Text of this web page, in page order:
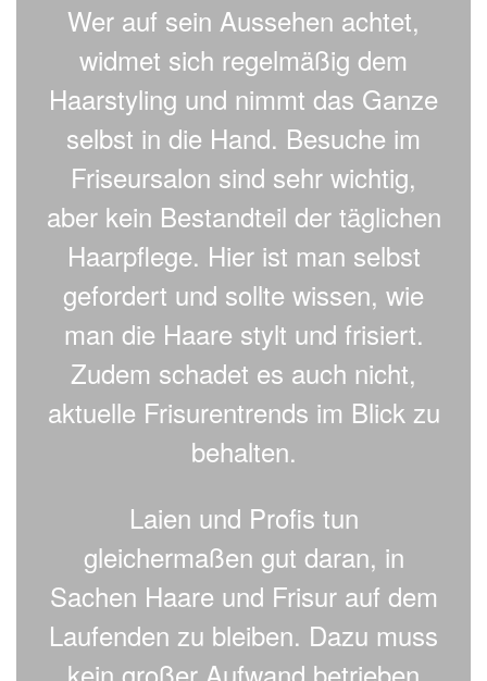
Wer auf sein Aussehen achtet,
widmet sich regelmäßig dem
Haarstyling und nimmt das Ganze
selbst in die Hand. Besuche im
Friseursalon sind sehr wichtig,
aber kein Bestandteil der täglichen
Haarpflege. Hier ist man selbst
gefordert und sollte wissen, wie
man die Haare stylt und frisiert.
Zudem schadet es auch nicht,
aktuelle Frisurentrends im Blick zu
behalten.
Laien und Profis tun
gleichermaßen gut daran, in
Sachen Haare und Frisur auf dem
Laufenden zu bleiben. Dazu muss